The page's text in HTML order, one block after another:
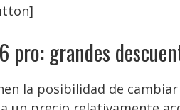
pro: grandes
la posibilidad de